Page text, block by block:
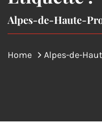
Alpes-de-Haute-
Home Alpes-de-